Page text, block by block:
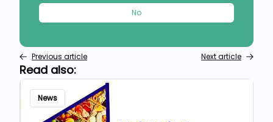
No
Previous article Next article
Read also:
News